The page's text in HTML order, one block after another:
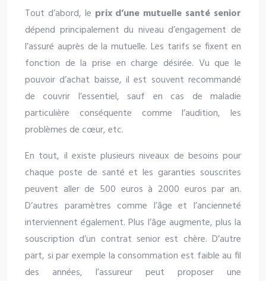
Tout d’abord, le prix d’une mutuelle santé senior
dépend principalement du niveau d’engagement de
l’assuré auprès de la mutuelle. Les tarifs se fixent en
fonction de la prise en charge désirée. Vu que le
pouvoir d’achat baisse, il est souvent recommandé
de couvrir l’essentiel, sauf en cas de maladie
particulière conséquente comme l’audition, les
problèmes de cœur, etc.
En tout, il existe plusieurs niveaux de besoins pour
chaque poste de santé et les garanties souscrites
peuvent aller de 500 euros à 2000 euros par an.
D’autres paramètres comme l’âge et l’ancienneté
interviennent également. Plus l’âge augmente, plus la
souscription d’un contrat senior est chère. D’autre
part, si par exemple la consommation est faible au fil
des années, l’assureur peut proposer une